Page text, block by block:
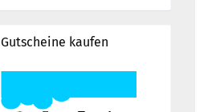
Gutscheine kaufen